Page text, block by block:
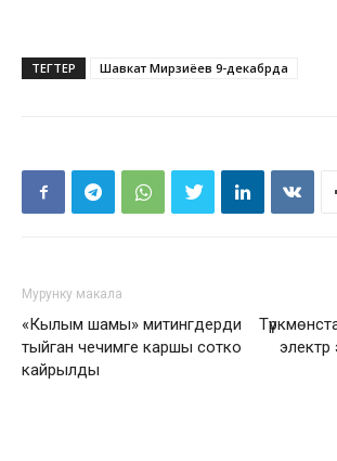
ТЕГТЕР Шавкат Мирзиёев 9-декабрда
Мурунку макала
«Кылым шамы» митингдерди
тыйган чечимге каршы сотко
кайрылды
электр